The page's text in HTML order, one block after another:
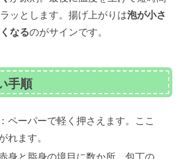
ッとします。揚げ上がりは泡が小さ
なるのがサインです。
手順
：ペーパーで軽く押さえます。ここ
れます。
赤身と脂身の境目に数か所、包丁の